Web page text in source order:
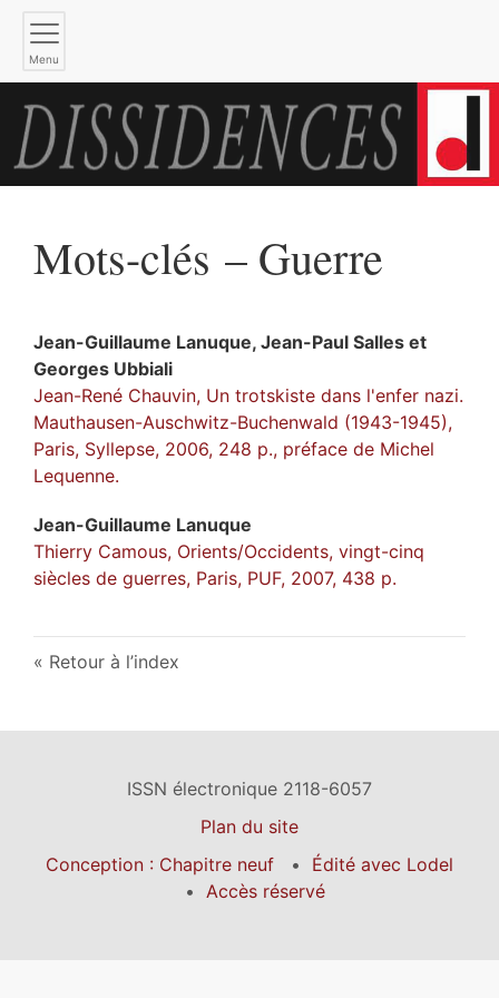
Menu
Mots-clés – Guerre
Jean-Guillaume Lanuque, Jean-Paul Salles et
Georges Ubbiali
Jean-René Chauvin, Un trotskiste dans l'enfer nazi.
Mauthausen-Auschwitz-Buchenwald (1943-1945),
Paris, Syllepse, 2006, 248 p., préface de Michel
Lequenne.
Jean-Guillaume Lanuque
Thierry Camous, Orients/Occidents, vingt-cinq
siècles de guerres, Paris, PUF, 2007, 438 p.
Retour à l’index
ISSN électronique 2118-6057
Plan du site
Conception : Chapitre neuf
Édité avec Lodel
Accès réservé